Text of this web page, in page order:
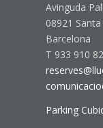
Avinguda
08921
Barcelona
T 933 910
Parking